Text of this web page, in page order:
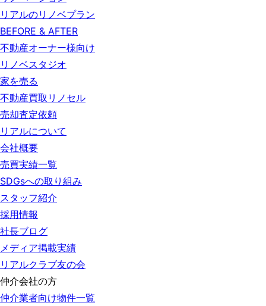
リアルのリノベプラン
BEFORE & AFTER
不動産オーナー様向け
リノベスタジオ
家を売る
不動産買取リノセル
売却査定依頼
リアルについて
会社概要
売買実績一覧
SDGsへの取り組み
スタッフ紹介
採用情報
社長ブログ
メディア掲載実績
リアルクラブ友の会
仲介会社の方
仲介業者向け物件一覧